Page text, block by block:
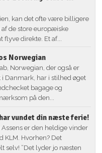
kan det ofte være billigere
de store europæiske
direkte. Et af...
Norwegian
Norwegian, der også er
Danmark, har i stilhed øget
bagage og
på den...
vundet din næste ferie!
er den heldige vinder
KLM. Hvorhen? Det
selv! ”Det lyder jo næsten